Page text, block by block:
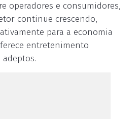
operadores e consumidores,
continue crescendo,
para a economia
entretenimento
adeptos.